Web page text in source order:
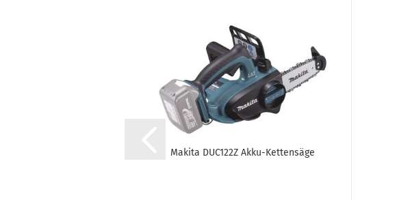
Makita DUC122Z Akku-Kettensäge